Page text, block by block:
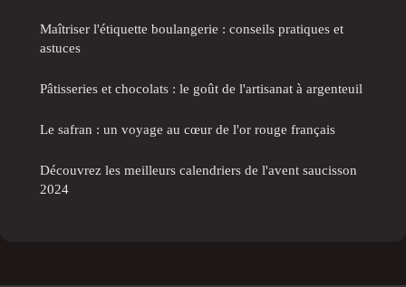
Maîtriser l'étiquette boulangerie : conseils pratiques et
astuces
Pâtisseries et chocolats : le goût de l'artisanat à argenteuil
Le safran : un voyage au cœur de l'or rouge français
Découvrez les meilleurs calendriers de l'avent saucisson
2024